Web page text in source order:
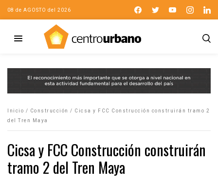
08 de AGOSTO del 2026
Inicio / Construcción / Cicsa y FCC Construcción construirán tramo 2
del Tren Maya
Cicsa y FCC Construcción construirán
tramo 2 del Tren Maya